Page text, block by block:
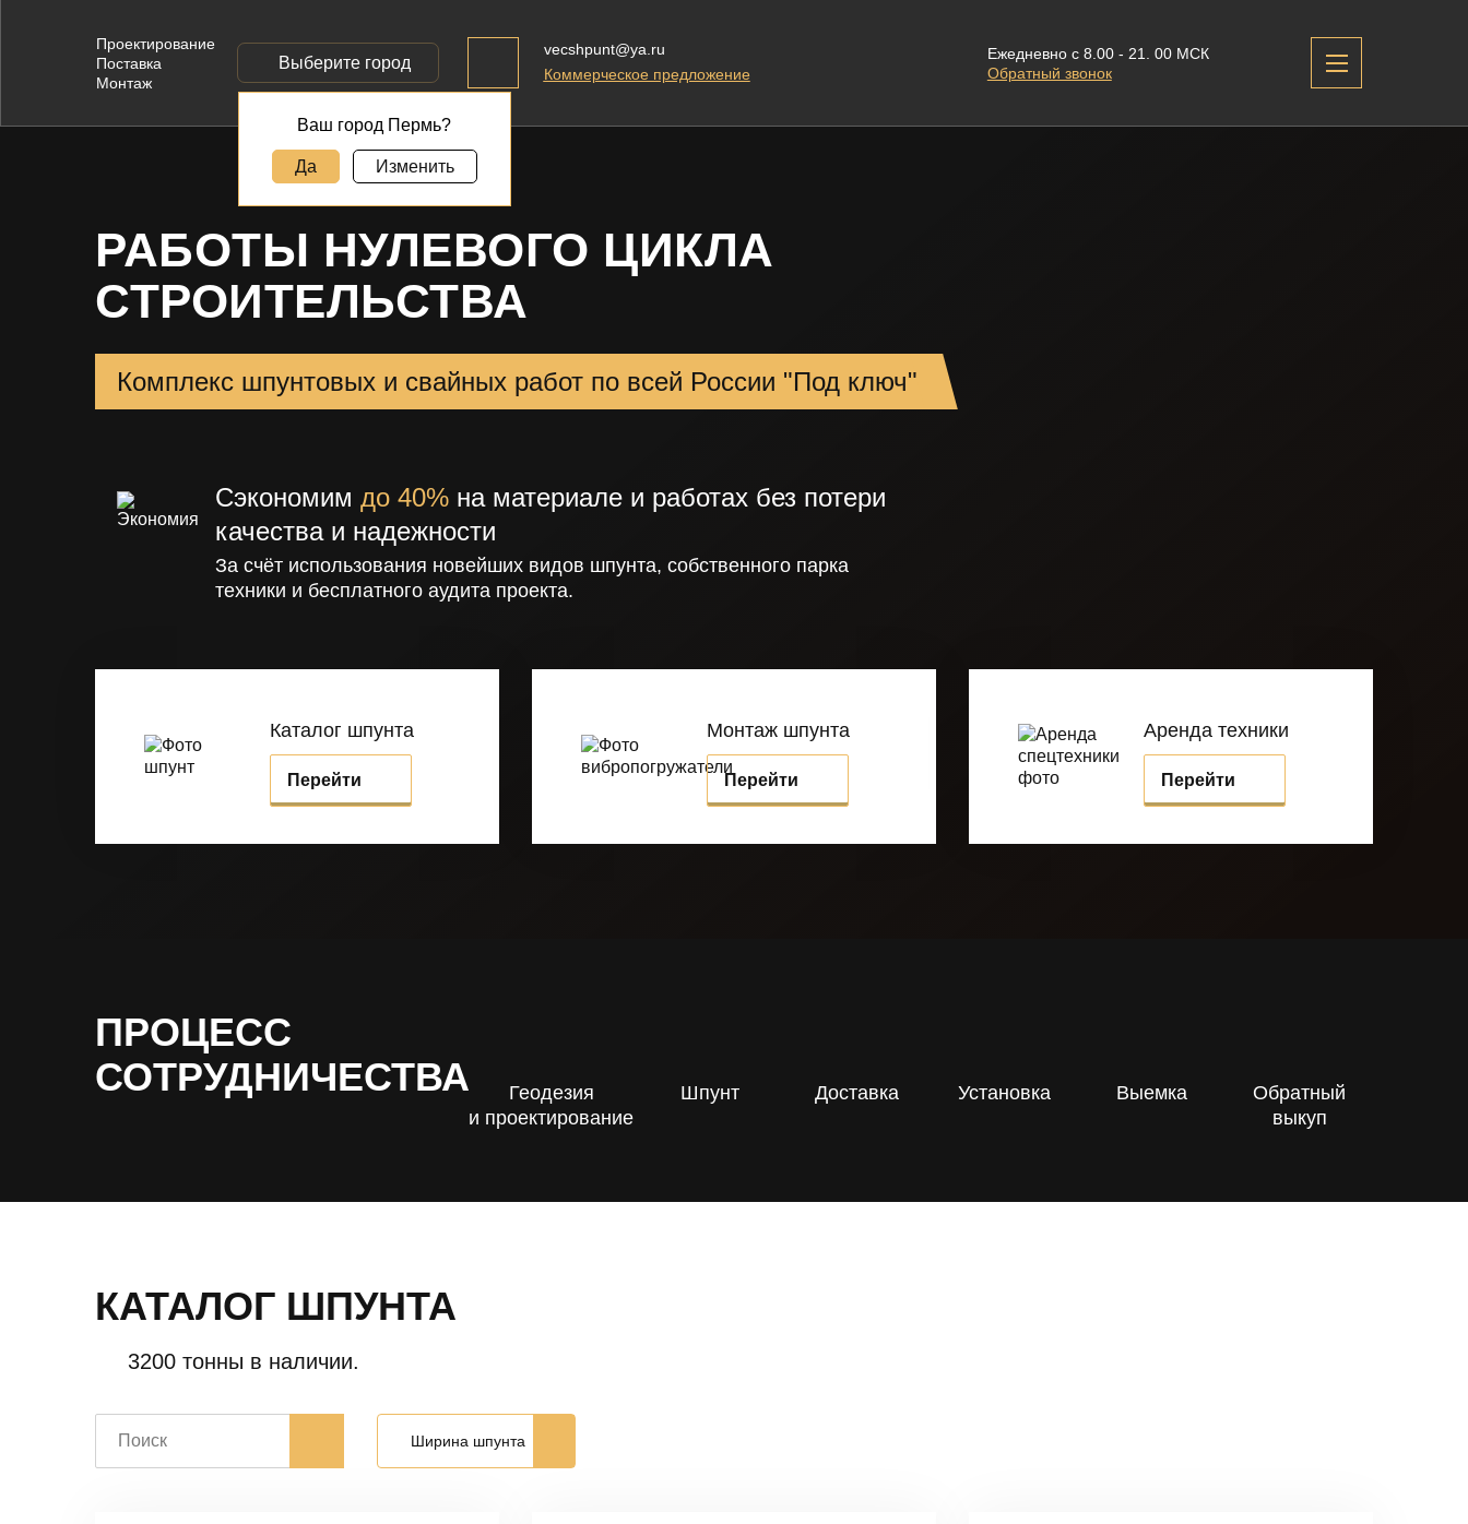
vecshpunt@ya.ru
Коммерческое предложение
Ежедневно с 8.00 - 21. 00 МСК
Обратный звонок
Проектирование
Поставка
Монтаж
Выберите город
Ваш город Пермь?
Да Изменить
РАБОТЫ НУЛЕВОГО ЦИКЛА
СТРОИТЕЛЬСТВА
Комплекс шпунтовых и свайных работ по всей России "Под ключ"
Сэкономим до 40% на материале и работах без потери
качества и надежности
За счёт использования новейших видов шпунта, собственного парка
техники и бесплатного аудита проекта.
Каталог шпунта
Перейти
Монтаж шпунта
Перейти
Аренда техники
Перейти
ПРОЦЕСС
СОТРУДНИЧЕСТВА
Геодезия
и проектирование
Шпунт Доставка Установка Выемка
Обратный
выкуп
КАТАЛОГ ШПУНТА
3200 тонны в наличии.
Ширина шпунта